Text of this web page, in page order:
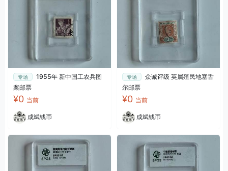
专场
1955年 新中国工农兵图
案邮票
¥0 当前
成斌钱币
专场
众诚评级 英属殖民地塞舌
尔邮票
¥0 当前
成斌钱币